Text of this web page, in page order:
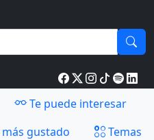
Te puede interesar
más gustado
Temas